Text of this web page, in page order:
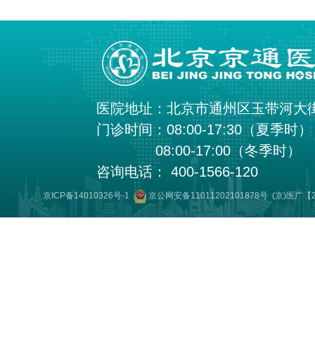
医院地址：北京市通州区玉带河大
门诊时间：08:00-17:30（夏季时）
08:00-17:00（冬季时）
咨询电话： 400-1566-120
京ICP备14010326号-1 京公网安备11011202101878号(京)医广【